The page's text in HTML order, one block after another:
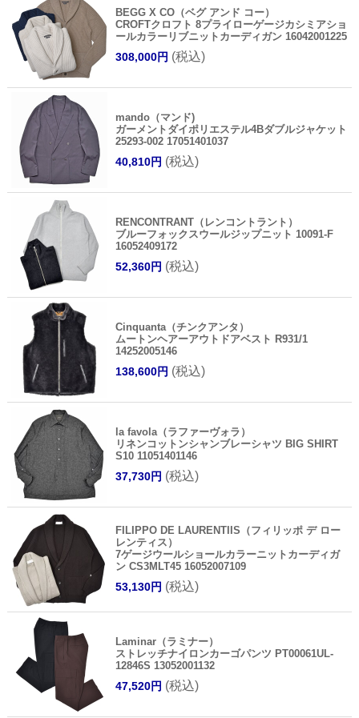
BEGG X CO（ベグ アンド コー）
CROFTクロフト 8プライローゲージカシミアショ
ールカラーリブニットカーディガン 16042001225
308,000円 (税込)
mando（マンド)
ガーメントダイポリエステル4Bダブルジャケット
25293-002 17051401037
40,810円 (税込)
RENCONTRANT（レンコントラント）
ブルーフォックスウールジップニット 10091-F
16052409172
52,360円 (税込)
Cinquanta（チンクアンタ）
ムートンヘアーアウトドアベスト R931/1
14252005146
138,600円 (税込)
la favola（ラファーヴォラ）
リネンコットンシャンブレーシャツ BIG SHIRT
S10 11051401146
37,730円 (税込)
FILIPPO DE LAURENTIIS（フィリッポ デ ロー
レンティス）
7ゲージウールショールカラーニットカーディガ
ン CS3MLT45 16052007109
53,130円 (税込)
Laminar（ラミナー）
ストレッチナイロンカーゴパンツ PT00061UL-
12846S 13052001132
47,520円 (税込)